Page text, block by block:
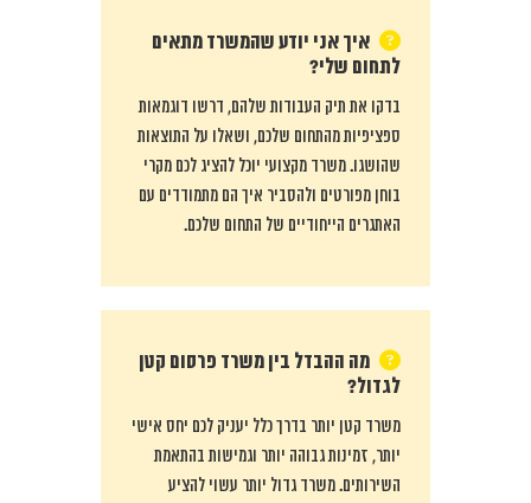
איך אני יודע שהמשרד מתאים
לתחום שלי?
בדקו את תיק העבודות שלהם, דרשו דוגמאות
ספציפיות מהתחום שלכם, ושאלו על התוצאות
שהושגו. משרד מקצועי יוכל להציג לכם מקרי
בוחן מפורטים ולהסביר איך הם מתמודדים עם
האתגרים הייחודיים של התחום שלכם.
מה ההבדל בין משרד פרסום קטן
לגדול?
משרד קטן יותר בדרך כלל יעניק לכם יחס אישי
יותר, זמינות גבוהה יותר וגמישות בהתאמת
השירותים. משרד גדול יותר עשוי להציע